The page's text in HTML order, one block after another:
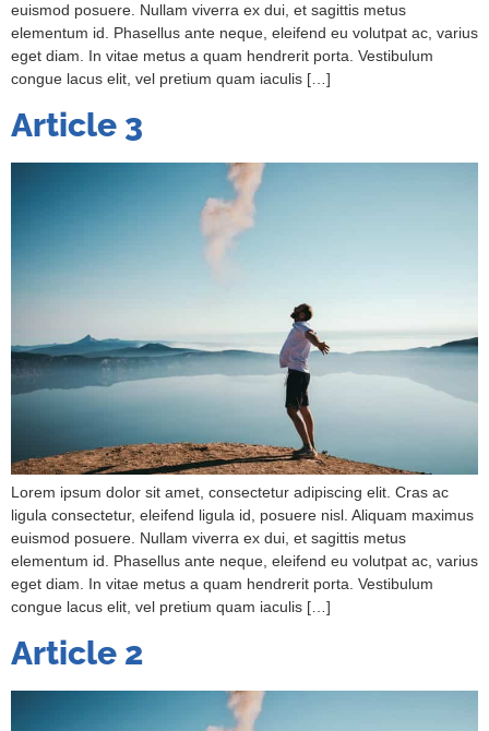
euismod posuere. Nullam viverra ex dui, et sagittis metus
elementum id. Phasellus ante neque, eleifend eu volutpat ac, varius
eget diam. In vitae metus a quam hendrerit porta. Vestibulum
congue lacus elit, vel pretium quam iaculis […]
Article 3
Lorem ipsum dolor sit amet, consectetur adipiscing elit. Cras ac
ligula consectetur, eleifend ligula id, posuere nisl. Aliquam maximus
euismod posuere. Nullam viverra ex dui, et sagittis metus
elementum id. Phasellus ante neque, eleifend eu volutpat ac, varius
eget diam. In vitae metus a quam hendrerit porta. Vestibulum
congue lacus elit, vel pretium quam iaculis […]
Article 2